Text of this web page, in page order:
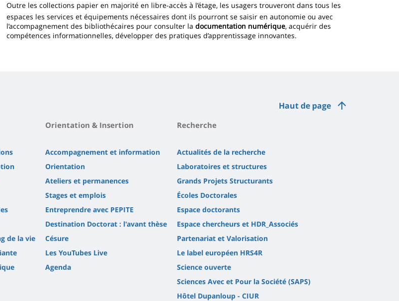
Outre les collections papier en majorité en libre-accès à l’étage, les usagers trouveront dans tous les
espaces les services et équipements nécessaires dont ils pourront se saisir en autonomie ou avec
l’accompagnement des bibliothécaires pour consulter la documentation numérique, acquérir des
compétences informationnelles, développer des pratiques d’apprentissage innovantes.
Haut de page
de la vie
Orientation & Insertion
Accompagnement et information
Orientation
Ateliers et permanences
Stages et emplois
Entreprendre avec PEPITE
Destination Doctorat : l'avant thèse
Césure
Les YouTubes Live
Agenda
Recherche
Actualités de la recherche
Laboratoires et structures
Grands Projets Structurants
Écoles Doctorales
Espace doctorants
Espace chercheurs et HDR_Associés
Partenariat et Valorisation
Le label européen HRS4R
Science ouverte
Sciences Avec et Pour la Société (SAPS)
Hôtel Dupanloup - CIUR